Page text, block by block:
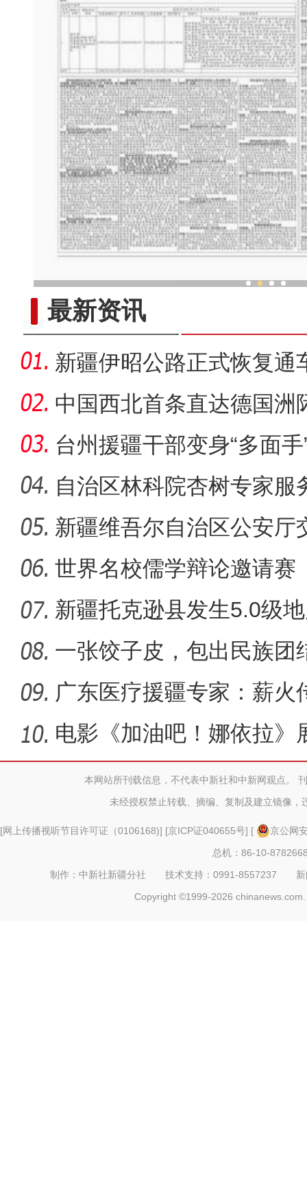
最新资讯
新疆伊昭公路正式恢复通
中国西北首条直达德国洲
台州援疆干部变身“多面
写“浙疆
自治区林科院杏树专家服
子产业
新疆维吾尔自治区公安厅
张建国
世界名校儒学辩论邀请赛
新疆托克逊县发生5.0级
失
一张饺子皮，包出民族团
广东医疗援疆专家：薪火
根基 守
电影《加油吧！娜依拉》
育人本网站所刊载信息，不代表中新社和中新网观点。
未经授权禁止转载、摘编、复制及建立镜像，
[网上传播视听节目许可证（0106168)] [京ICP证040655号] [
京公网
总机：86-10-
制作：中新社新疆分社 技术支持：0991-8557237
Copyright ©1999-2026